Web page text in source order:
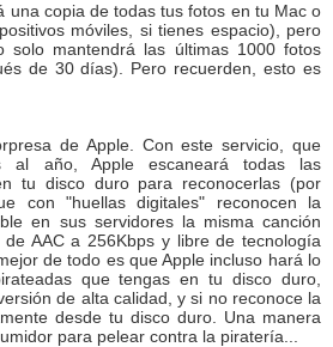
una copia de todas tus fotos en tu Mac o
móviles, si tienes espacio), pero
solo mantendrá las últimas 1000 fotos
de 30 días). Pero recuerden, esto es
de Apple. Con este servicio, que
al año, Apple escaneará todas las
tu disco duro para reconocerlas (por
con "huellas digitales" reconocen la
en sus servidores la misma canción
AAC a 256Kbps y libre de tecnología
de todo es que Apple incluso hará lo
que tengas en tu disco duro,
de alta calidad, y si no reconoce la
desde tu disco duro. Una manera
para pelear contra la piratería...